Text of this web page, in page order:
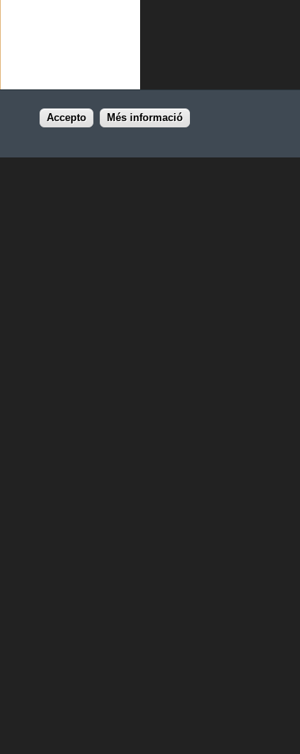
Accepto Més informació